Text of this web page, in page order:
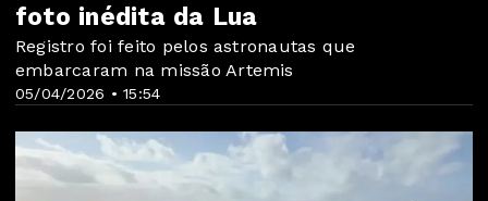
05/04/2026 • 15:54
foto inédita da Lua
Registro foi feito pelos astronautas que
embarcaram na missão Artemis